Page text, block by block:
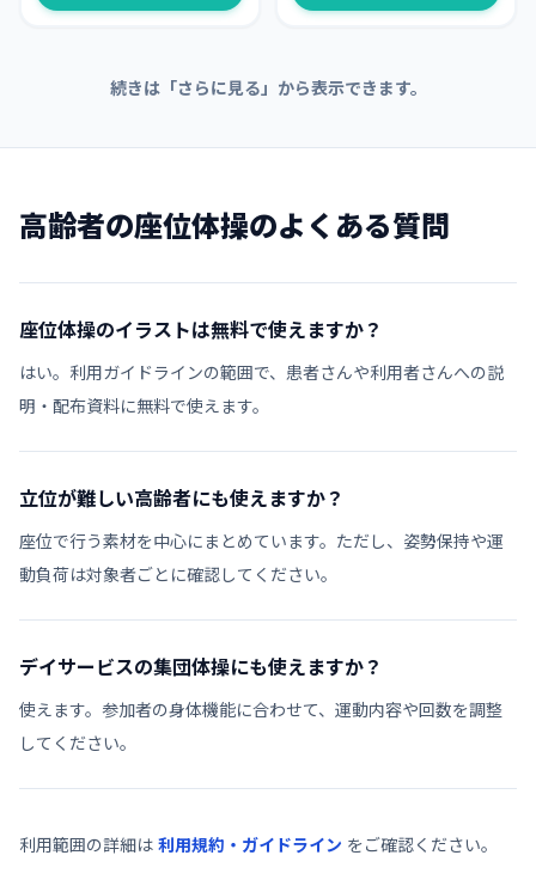
続きは「さらに見る」から表示できます。
高齢者の座位体操のよくある質問
座位体操のイラストは無料で使えますか？
はい。利用ガイドラインの範囲で、患者さんや利用者さんへの説
明・配布資料に無料で使えます。
立位が難しい高齢者にも使えますか？
座位で行う素材を中心にまとめています。ただし、姿勢保持や運
動負荷は対象者ごとに確認してください。
デイサービスの集団体操にも使えますか？
使えます。参加者の身体機能に合わせて、運動内容や回数を調整
してください。
利用範囲の詳細は 利用規約・ガイドライン をご確認ください。